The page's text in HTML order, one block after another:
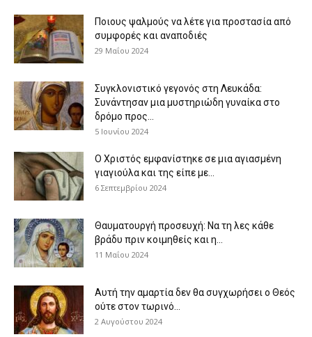
Ποιους ψαλμούς να λέτε για προστασία από
συμφορές και αναποδιές
29 Μαΐου 2024
Συγκλονιστικό γεγονός στη Λευκάδα:
Συνάντησαν μια μυστηριώδη γυναίκα στο
δρόμο προς...
5 Ιουνίου 2024
Ο Χριστός εμφανίστηκε σε μια αγιασμένη
γιαγιούλα και της είπε με...
6 Σεπτεμβρίου 2024
Θαυματουργή προσευχή: Να τη λες κάθε
βράδυ πριν κοιμηθείς και η...
11 Μαΐου 2024
Αυτή την αμαρτία δεν θα συγχωρήσει ο Θεός
ούτε στον τωρινό...
2 Αυγούστου 2024